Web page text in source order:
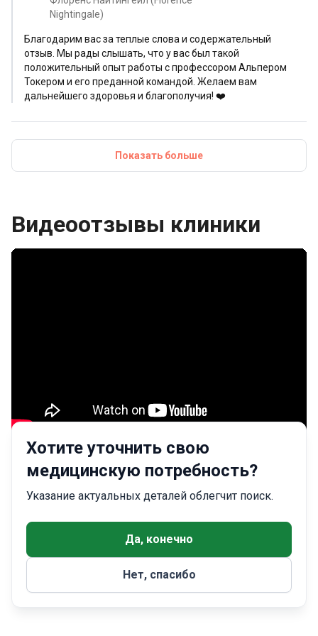
Nightingale)
Благодарим вас за теплые слова и содержательный
отзыв. Мы рады слышать, что у вас был такой
положительный опыт работы с профессором Альпером
Токером и его преданной командой. Желаем вам
дальнейшего здоровья и благополучия! ❤️
Показать больше
Видеоотзывы клиники
Hürriyet, Abide-i Hürriyet Cd No:166, 34403 Kâğıthane/
Хотите уточнить свою
медицинскую потребность?
Указание актуальных деталей облегчит поиск.
Да, конечно
Нет, спасибо